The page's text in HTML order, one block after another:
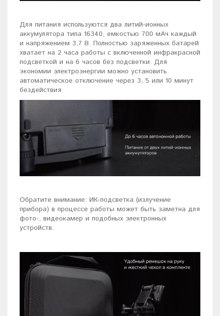
Для питания используются два литий-ионных
аккумулятора типа 16340, емкостью 700 мАч каждый
и напряжением 3,7 В. Полностью заряженных батарей
хватает на 2 часа работы с включенной инфракрасной
подсветкой и на 6 часов без подсветки. Для
экономии электроэнергии можно установить
автоматическое отключение через 3, 5 или 10 минут
бездействия.
Обратите внимание: ИК-подсветка (излучение
прибора) в процессе работы может быть заметна для
фото-, видеокамер и подобных электронных
устройств.